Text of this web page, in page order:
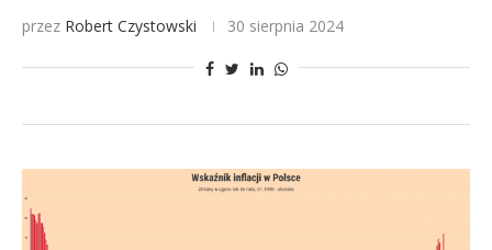
przez Robert Czystowski 30 sierpnia 2024